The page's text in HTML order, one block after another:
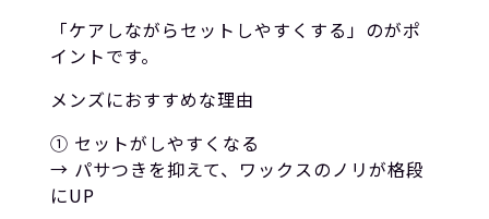
「ケアしながらセットしやすくする」のがポ
イントです。
メンズにおすすめな理由
① セットがしやすくなる
→ パサつきを抑えて、ワックスのノリが格段
にUP